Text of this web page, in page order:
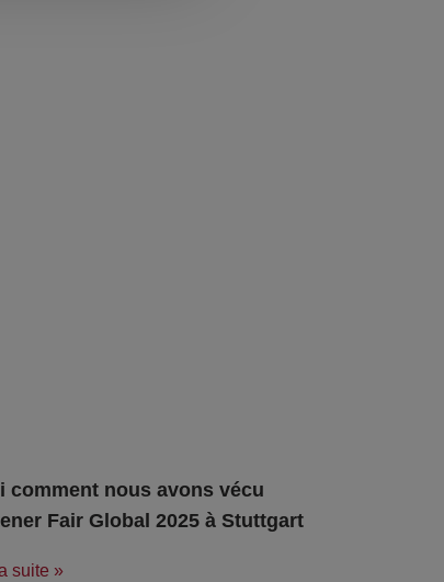
comment nous avons vécu
Fair Global 2025 à Stuttgart
suite »